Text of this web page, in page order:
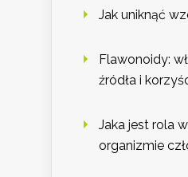
Jak uniknąć
Flawonoidy:
źródła i
Jaka jest rola
organizmie